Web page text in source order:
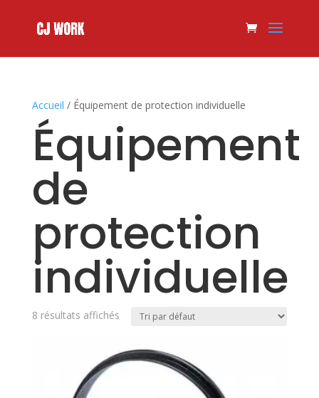
Accueil / Équipement de protection individuelle
Équipement
de
protection
individuelle
8 résultats affichés